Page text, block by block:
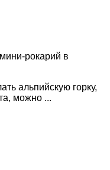
рокарий в
альпийскую горку,
можно ...